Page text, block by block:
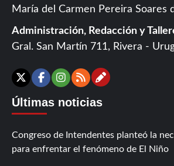
María del Carmen Pereira Soares
Administración, Redacción y
Gral. San Martín 711, Rivera -
X Facebook
Instagram
RSS
Últimas noticias
Congreso de Intendentes planteó la
para enfrentar el fenómeno de El Niño